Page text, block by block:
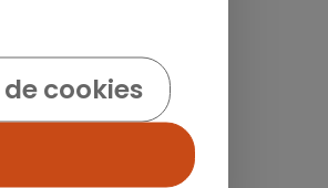
cookies